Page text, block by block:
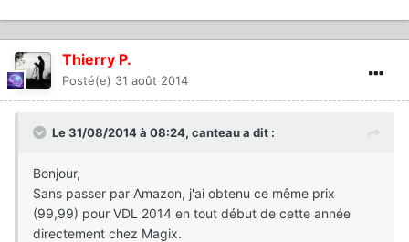
Thierry P.
Posté(e) 31 août 2014
Le 31/08/2014 à 08:24, canteau a dit :
Bonjour,
Sans passer par Amazon, j'ai obtenu ce même prix
(99,99) pour VDL 2014 en tout début de cette année
directement chez Magix.